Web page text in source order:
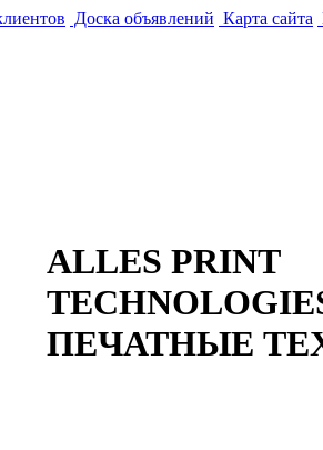
Доска объявлений Карта сайта
ALLES PRINT
ПЕЧАТНЫЕ